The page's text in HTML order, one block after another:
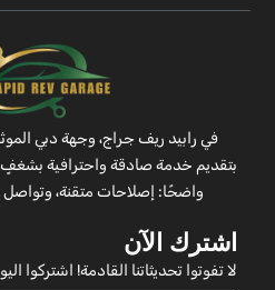
في رابيد ريف جراج، وجهة دبي
بتقديم خدمة صادقة واحترافية بشغفٍ
واضحًا: إصلاحات متقنة، وتواصل
اشترك الآن
لا تفوتوا تحديثاتنا القادمة! اشتركوا